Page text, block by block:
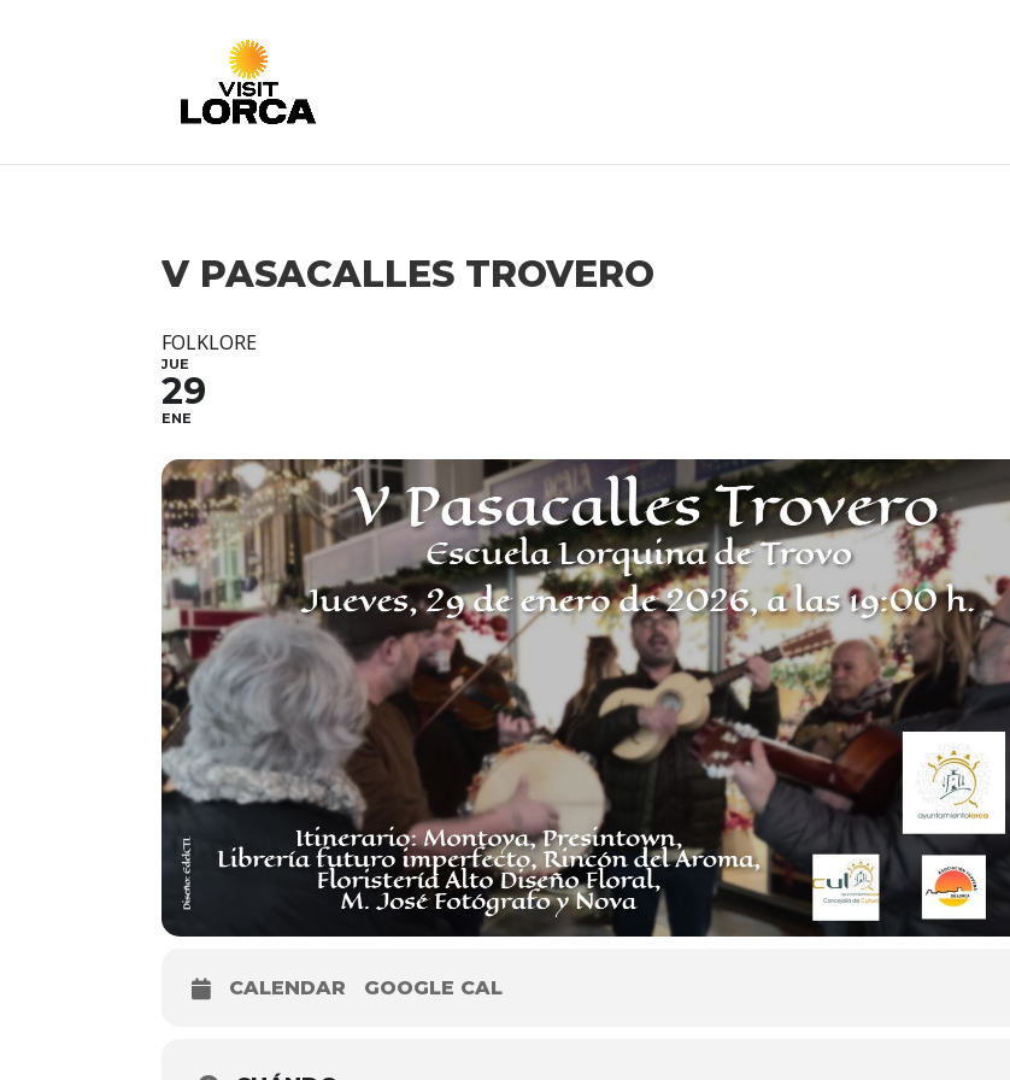
V PASACALLES TROVERO
FOLKLORE
JUE
29
ENE
CALENDAR GOOGLE CAL